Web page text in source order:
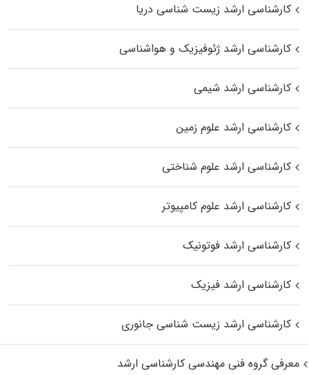
کارشناسی ارشد زیست‌ شناسی دریا
کارشناسی ارشد ژئوفیزیک و هواشناسی
کارشناسی ارشد شیمی
کارشناسی ارشد علوم زمین
کارشناسی ارشد علوم شناختی
کارشناسی ارشد علوم کامپیوتر
کارشناسی ارشد فوتونیک
کارشناسی ارشد فیزیک
کارشناسی ارشد زیست‌ شناسی جانوری
معرفی گروه فنی مهندسی کارشناسی ارشد